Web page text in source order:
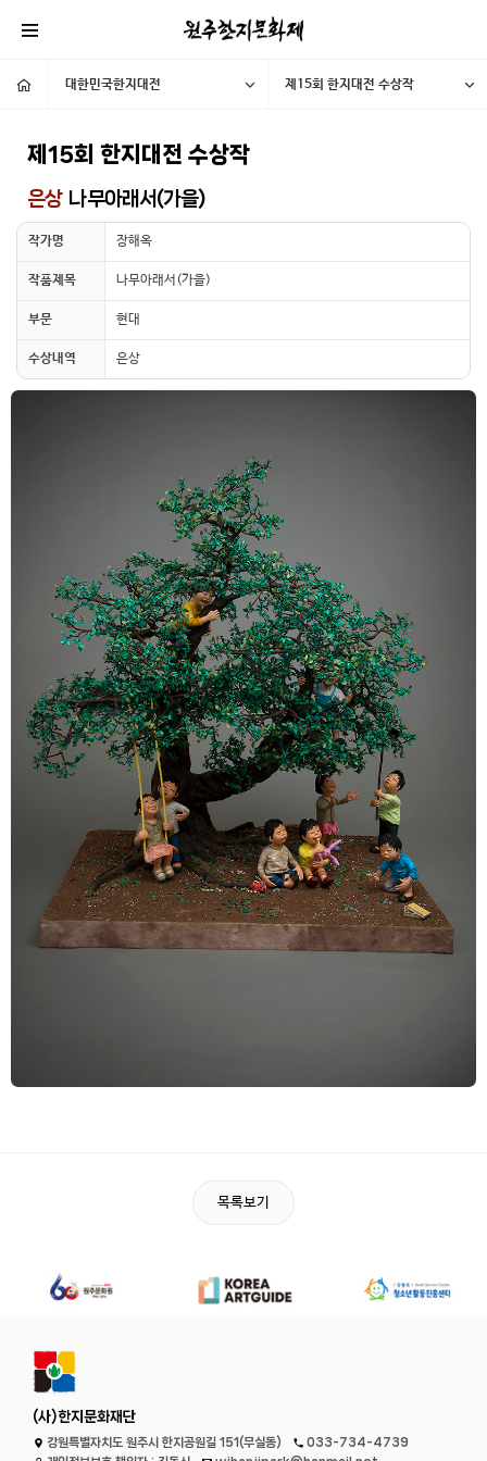
대한민국한지대전 제15회 한지대전 수상작
제15회 한지대전 수상작
은상나무아래서(가을)
작가명 장해옥
작품제목 나무아래서(가을)
부문 현대
수상내역 은상
목록보기
(사)한지문화재단
강원특별자치도 원주시 한지공원길 151(무실동)
033-734-4739